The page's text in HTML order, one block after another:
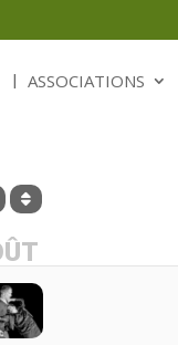
ASSOCIATIONS